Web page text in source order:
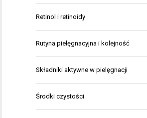
Retinol i retinoidy
Rutyna pielęgnacyjna i kolejność
Składniki aktywne w pielęgnacji
Środki czystości